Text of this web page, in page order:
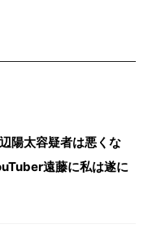
陽太容疑者は悪くな
遠藤に私は遂に